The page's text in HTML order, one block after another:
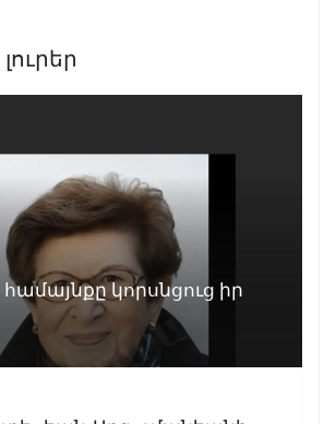
համայնքը կորսնցուց իր